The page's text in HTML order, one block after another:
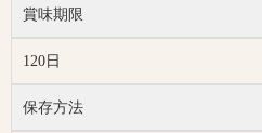
賞味期限
120日
保存方法